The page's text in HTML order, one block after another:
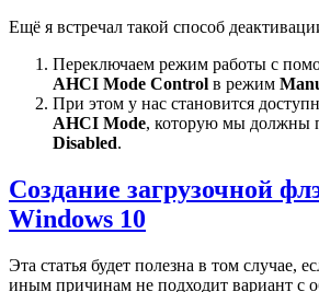
Ещё я встречал такой способ
Переключаем режим работы с
AHCI Mode Control в режим
При этом у нас становится
AHCI Mode, которую мы должны
Disabled.
Создание загрузочной
Windows 10
Эта статья будет полезна в том случае,
иным причинам не подходит вариант с